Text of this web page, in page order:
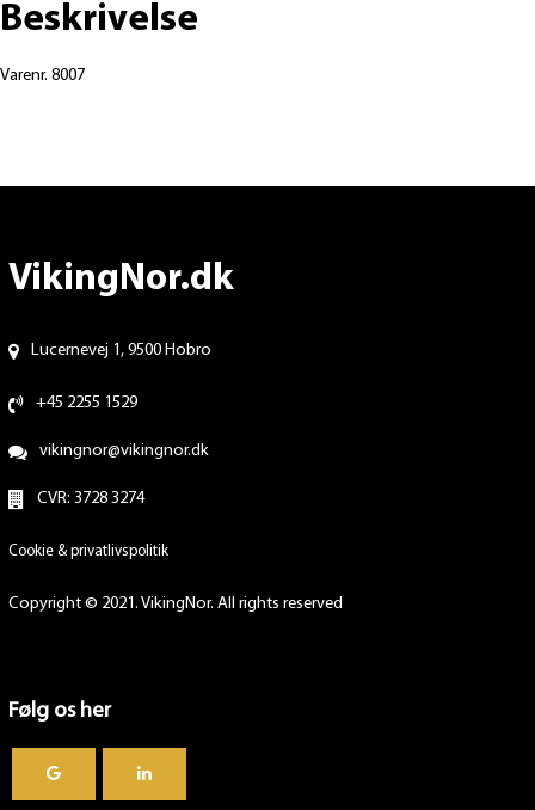
Beskrivelse
Varenr. 8007
VikingNor.dk
Lucernevej 1, 9500 Hobro
+45 2255 1529
vikingnor@vikingnor.dk
CVR: 3728 3274
Cookie & privatlivspolitik
Copyright © 2021. VikingNor. All rights reserved
Følg os her